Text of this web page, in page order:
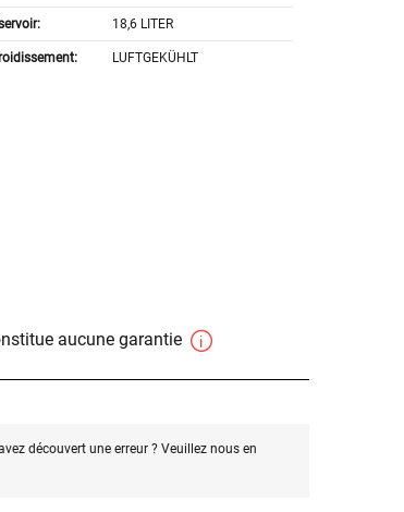
18,6 LITER
LUFTGEKÜHLT
aucune garantie
découvert une erreur ? Veuillez nous en